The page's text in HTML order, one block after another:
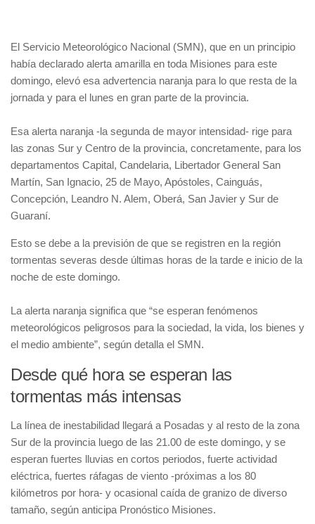
El Servicio Meteorológico Nacional (SMN), que en un principio
había declarado alerta amarilla en toda Misiones para este
domingo, elevó esa advertencia naranja para lo que resta de la
jornada y para el lunes en gran parte de la provincia.
Esa alerta naranja -la segunda de mayor intensidad- rige para
las zonas Sur y Centro de la provincia, concretamente, para los
departamentos Capital, Candelaria, Libertador General San
Martín, San Ignacio, 25 de Mayo, Apóstoles, Cainguás,
Concepción, Leandro N. Alem, Oberá, San Javier y Sur de
Guaraní.
Esto se debe a la previsión de que se registren en la región
tormentas severas desde últimas horas de la tarde e inicio de la
noche de este domingo.
La alerta naranja significa que “se esperan fenómenos
meteorológicos peligrosos para la sociedad, la vida, los bienes y
el medio ambiente”, según detalla el SMN.
Desde qué hora se esperan las
tormentas más intensas
La línea de inestabilidad llegará a Posadas y al resto de la zona
Sur de la provincia luego de las 21.00 de este domingo, y se
esperan fuertes lluvias en cortos periodos, fuerte actividad
eléctrica, fuertes ráfagas de viento -próximas a los 80
kilómetros por hora- y ocasional caída de granizo de diverso
tamaño, según anticipa Pronóstico Misiones.